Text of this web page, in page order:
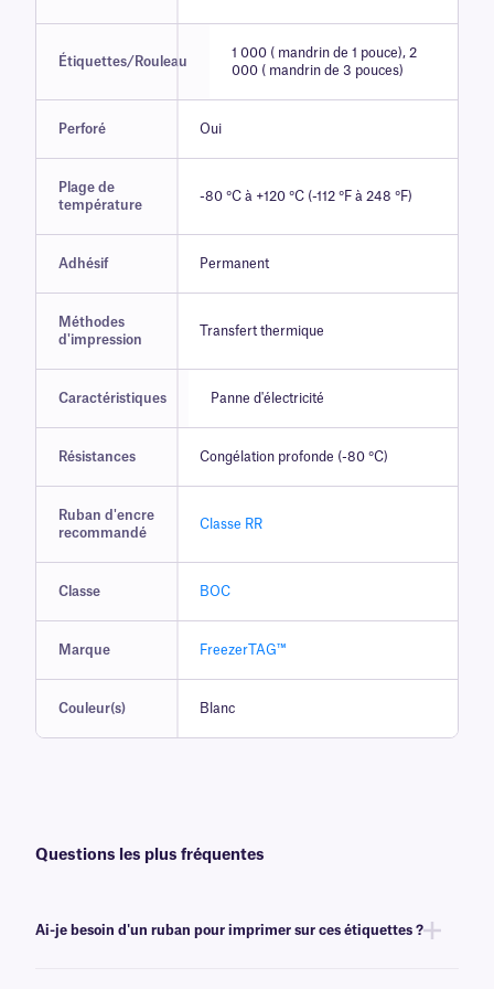
Étiquettes/Rouleau
1 000 ( mandrin de 1 pouce), 2
000 ( mandrin de 3 pouces)
Perforé Oui
Plage de
température
-80 °C à +120 °C (-112 °F à 248 °F)
Adhésif Permanent
Méthodes
d'impression
Transfert thermique
Caractéristiques Panne d'électricité
Résistances Congélation profonde (-80 °C)
Ruban d'encre
recommandé
Classe RR
Classe BOC
Marque FreezerTAG™
Couleur(s) Blanc
Questions les plus fréquentes
Ai-je besoin d'un ruban pour imprimer sur ces étiquettes ?